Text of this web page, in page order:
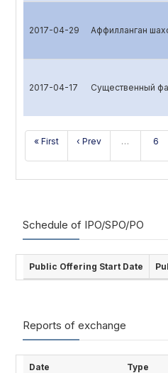
2017-04-29 Аффилланган
2017-04-17 Существенный
« First ‹ Prev … 6
Schedule of IPO/SPO/PO
Public Offering Start Date
Reports of exchange
Date Type